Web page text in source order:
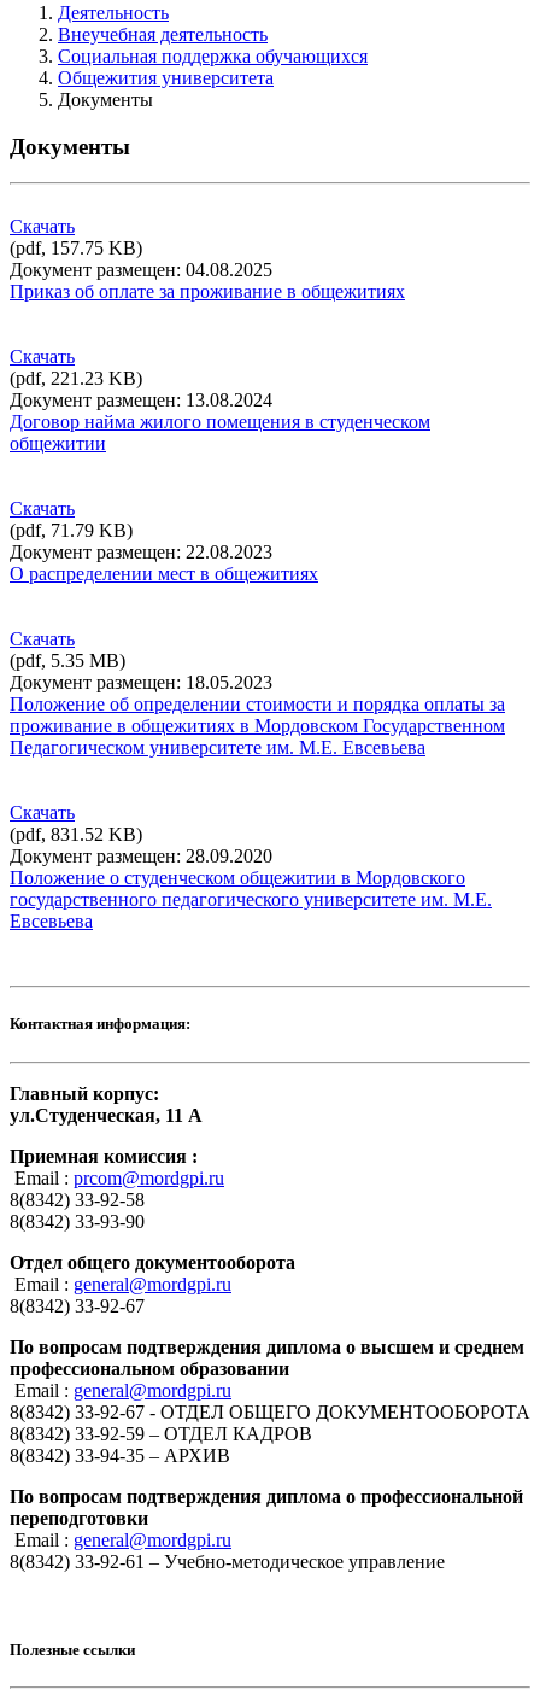
Деятельность
Внеучебная деятельность
Социальная поддержка обучающихся
Общежития университета
Документы
Документы
Скачать
(pdf, 157.75 KB)
Документ размещен: 04.08.2025
Приказ об оплате за проживание в общежитиях
Скачать
(pdf, 221.23 KB)
Документ размещен: 13.08.2024
Договор найма жилого помещения в студенческом
общежитии
Скачать
(pdf, 71.79 KB)
Документ размещен: 22.08.2023
О распределении мест в общежитиях
Скачать
(pdf, 5.35 MB)
Документ размещен: 18.05.2023
Положение об определении стоимости и порядка оплаты за
проживание в общежитиях в Мордовском Государственном
Педагогическом университете им. М.Е. Евсевьева
Скачать
(pdf, 831.52 KB)
Документ размещен: 28.09.2020
Положение о студенческом общежитии в Мордовского
государственного педагогического университете им. М.Е.
Евсевьева
Контактная информация:
Главный корпус:
ул.Студенческая, 11 А
Приемная комиссия :
Email : prcom@mordgpi.ru
8(8342) 33-92-58
8(8342) 33-93-90
Отдел общего документооборота
Email : general@mordgpi.ru
8(8342) 33-92-67
По вопросам подтверждения диплома о высшем и среднем
профессиональном образовании
Email : general@mordgpi.ru
8(8342) 33-92-67 - ОТДЕЛ ОБЩЕГО ДОКУМЕНТООБОРОТА
8(8342) 33-92-59 – ОТДЕЛ КАДРОВ
8(8342) 33-94-35 – АРХИВ
По вопросам подтверждения диплома о профессиональной
переподготовки
Email : general@mordgpi.ru
8(8342) 33-92-61 – Учебно-методическое управление
Полезные ссылки